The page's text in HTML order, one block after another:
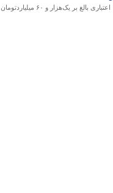
بنا بر اعلام وزارت راه و شهرسازی در دهه فجر ۱۱۶ پروژه در حوزه مسکن و شهرسازی با اعتباری بالغ بر یک‌هزار و ۶۰ میلیاردتومان